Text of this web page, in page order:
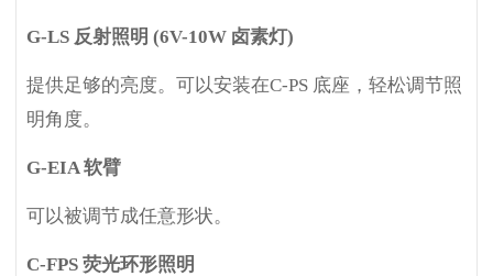
G-LS 反射照明 (6V-10W 卤素灯)
提供足够的亮度。可以安装在C-PS 底座，轻松调节照
明角度。
G-EIA软臂
可以被调节成任意形状。
C-FPS 荧光环形照明